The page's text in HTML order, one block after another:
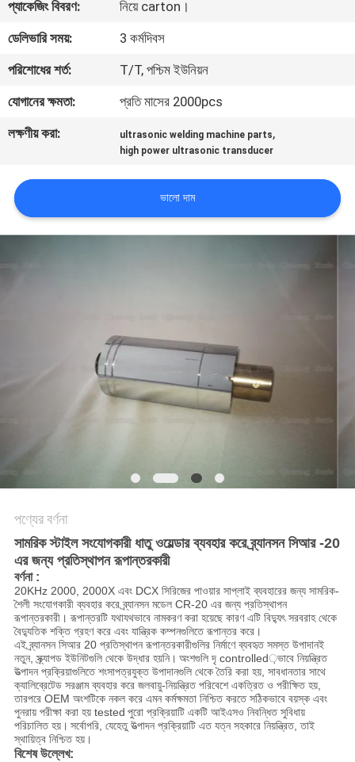
আমাদের
সাথে
যোগাযোগ
করুন
মামলা
একটি
গোপনীয়তা
নীতি
প্যাকেজিং বিবরণ:
নিয়ে carton।
ডেলিভারি সময়:
3 কর্মদিবস
পরিশোধের শর্ত:
T/T, পশ্চিম ইউনিয়ন
যোগানের ক্ষমতা:
প্রতি মাসের 2000pcs
লক্ষণীয় করা:
ultrasonic welding machine parts,
high power ultrasonic transducer
ভালো দাম
পণ্যের বর্ণনা
সামরিক স্টাইল সংযোগকারী ধাতু ওয়েল্ডার ব্যবহার করে ব্র্যানসন সিআর -20
এর জন্য প্রতিস্থাপন রূপান্তরকারী
বর্ণনা :
20KHz 2000, 2000X এবং DCX সিরিজের পাওয়ার সাপ্লাই ব্যবহারের জন্য সামরিক-
শৈলী সংযোগকারী ব্যবহার করে ব্র্যানসন মডেল CR-20 এর জন্য প্রতিস্থাপন
রূপান্তরকারী। রূপান্তরটি যথাযথভাবে নামকরণ করা হয়েছে কারণ এটি বিদ্যুৎ সরবরাহ থেকে
বৈদ্যুতিক শক্তি গ্রহণ করে এবং যান্ত্রিক কম্পনগুলিতে রূপান্তর করে।
এই ব্র্যানসন সিআর 20 প্রতিস্থাপন রূপান্তরকারীগুলির নির্মাণে ব্যবহৃত সমস্ত উপাদানই
নতুন, স্ক্র্যাপড ইউনিটগুলি থেকে উদ্ধার হয়নি। অংশগুলি দৃ controlled়ভাবে নিয়ন্ত্রিত
উত্পাদন প্রক্রিয়াগুলিতে শংসাপত্রযুক্ত উপাদানগুলি থেকে তৈরি করা হয়, সাবধানতার সাথে
ক্যালিব্রেটেড সরঞ্জাম ব্যবহার করে জলবায়ু-নিয়ন্ত্রিত পরিবেশে একত্রিত ও পরীক্ষিত হয়,
তারপরে OEM অংশটিকে নকল করে এমন কর্মক্ষমতা নিশ্চিত করতে সঠিকভাবে বয়স্ক এবং
পুনরায় পরীক্ষা করা হয় tested পুরো প্রক্রিয়াটি একটি আইএসও নিবন্ধিত সুবিধায়
পরিচালিত হয়। সর্বোপরি, যেহেতু উত্পাদন প্রক্রিয়াটি এত যত্ন সহকারে নিয়ন্ত্রিত, তাই
স্থায়িত্ব নিশ্চিত হয়।
বিশেষ উল্লেখ: